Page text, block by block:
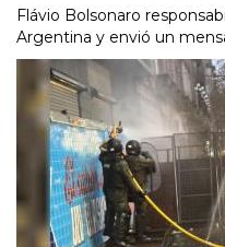
Flávio Bolsonaro
Argentina y envió un